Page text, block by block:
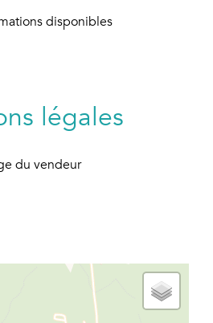
disponibles
légales
du vendeur